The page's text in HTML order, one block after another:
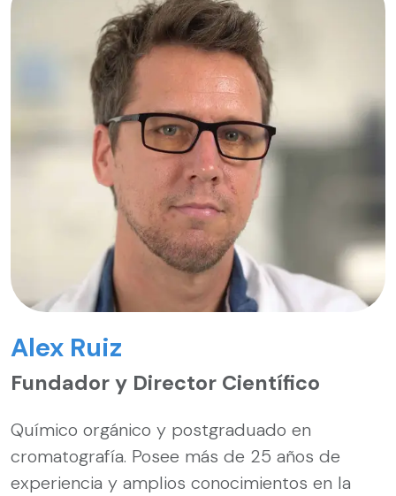
Alex Ruiz
Fundador y Director Científico
Químico orgánico y postgraduado en
cromatografía. Posee más de 25 años de
experiencia y amplios conocimientos en la